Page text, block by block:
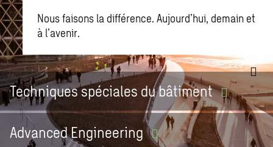
Nous faisons la différence. Aujourd’hui, demain et
à l’avenir.
Que recherchez-vous ?
Techniques spéciales dubâtiment
AdvancedEngineering